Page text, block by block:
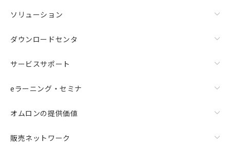
ソリューション
ダウンロードセンタ
サービスサポート
eラーニング・セミナ
オムロンの提供価値
販売ネットワーク